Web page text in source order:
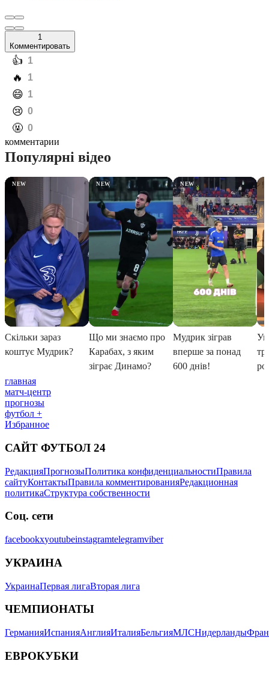
1
Комментировать
️👍 1
️🔥 1
️😄 1
️😢 0
️🤬 0
комментарии
главная
матч-центр
прогнозы
футбол +
Избранное
САЙТ ФУТБОЛ 24
РедакцияПрогнозыПолитика конфиденциальностиПравила
сайтуКонтактыПравила комментированияРедакционная
политикаСтруктура собственности
Соц. сети
facebookxyoutubeinstagramtelegramviber
УКРАИНА
УкраинаПервая лигаВторая лига
ЧЕМПИОНАТЫ
ГерманияИспанияАнглияИталияБельгияМЛСНидерланды
ЕВРОКУБКИ